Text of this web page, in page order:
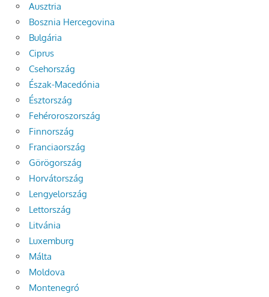
Ausztria
Bosznia Hercegovina
Bulgária
Ciprus
Csehország
Észak-Macedónia
Észtország
Fehéroroszország
Finnország
Franciaország
Görögország
Horvátország
Lengyelország
Lettország
Litvánia
Luxemburg
Málta
Moldova
Montenegró